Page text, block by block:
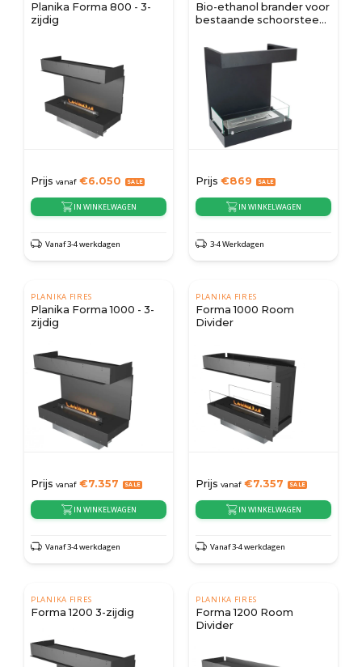
Planika Forma 800 - 3-
zijdig
Prijs vanaf€6.050
IN WINKELWAGEN
Vanaf 3-4 werkdagen
Bio-ethanol brander voor
bestaande schoorsteen
Prijs €869
IN WINKELWAGEN
3-4 Werkdagen
PLANIKA FIRES
Planika Forma 1000 - 3-
zijdig
Prijs vanaf€7.357
IN WINKELWAGEN
Vanaf 3-4 werkdagen
PLANIKA FIRES
Forma 1000 Room
Divider
Prijs vanaf€7.357
IN WINKELWAGEN
Vanaf 3-4 werkdagen
PLANIKA FIRES
Forma 1200 3-zijdig
PLANIKA FIRES
Forma 1200 Room
Divider